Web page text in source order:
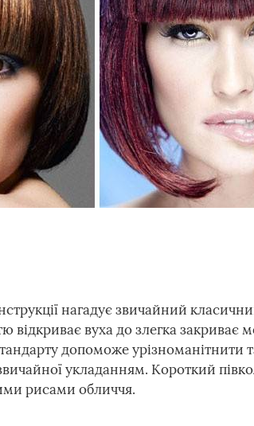
нагадує звичайний
відкриває вуха до злегка закриває
допоможе урізноманітнити
укладанням. Короткий
рисами обличчя.